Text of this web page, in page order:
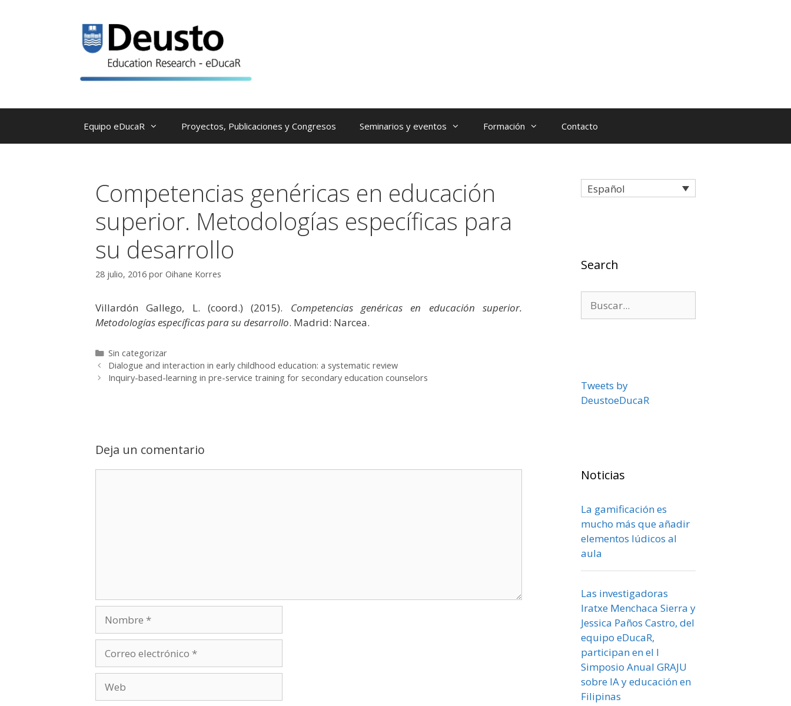
Equipo eDucaR Proyectos, Publicaciones y Congresos Seminarios y eventos Formación Contacto
Competencias genéricas en educación
superior. Metodologías específicas para
su desarrollo
28 julio, 2016 por Oihane Korres
Villardón Gallego, L. (coord.) (2015). Competencias genéricas en educación superior.
Metodologías específicas para su desarrollo. Madrid: Narcea.
Categorías
Sin categorizar
Dialogue and interaction in early childhood education: a systematic review
Inquiry-based-learning in pre-service training for secondary education counselors
Deja un comentario
electrónico
Español
Search
Tweets by
DeustoeDucaR
Noticias
La gamificación es
mucho más que añadir
elementos lúdicos al
aula
Las investigadoras
Iratxe Menchaca Sierra y
Jessica Paños Castro, del
equipo eDucaR,
participan en el I
Simposio Anual GRAJU
sobre IA y educación en
Filipinas